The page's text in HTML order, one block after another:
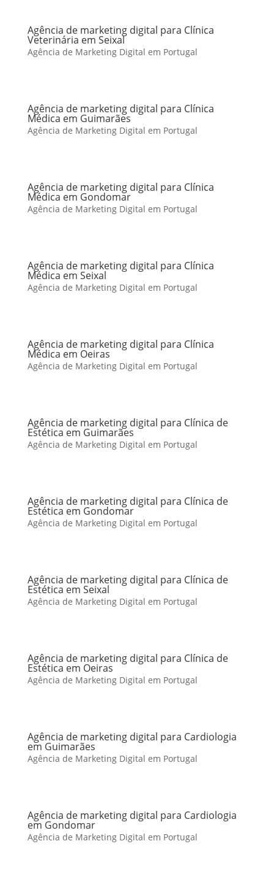
Agência de marketing digital para Clínica
Veterinária em Seixal
Agência de Marketing Digital em Portugal
Agência de marketing digital para Clínica
Médica em Guimarães
Agência de Marketing Digital em Portugal
Agência de marketing digital para Clínica
Médica em Gondomar
Agência de Marketing Digital em Portugal
Agência de marketing digital para Clínica
Médica em Seixal
Agência de Marketing Digital em Portugal
Agência de marketing digital para Clínica
Médica em Oeiras
Agência de Marketing Digital em Portugal
Agência de marketing digital para Clínica de
Estética em Guimarães
Agência de Marketing Digital em Portugal
Agência de marketing digital para Clínica de
Estética em Gondomar
Agência de Marketing Digital em Portugal
Agência de marketing digital para Clínica de
Estética em Seixal
Agência de Marketing Digital em Portugal
Agência de marketing digital para Clínica de
Estética em Oeiras
Agência de Marketing Digital em Portugal
Agência de marketing digital para Cardiologia
em Guimarães
Agência de Marketing Digital em Portugal
Agência de marketing digital para Cardiologia
em Gondomar
Agência de Marketing Digital em Portugal